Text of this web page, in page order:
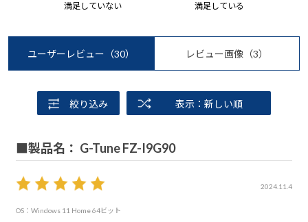
満足していない
満足している
ユーザーレビュー （30） レビュー画像 （3）
絞り込み 表示：新しい順
■製品名： G-Tune FZ-I9G90
2024.11.4
OS：Windows 11 Home 64ビット